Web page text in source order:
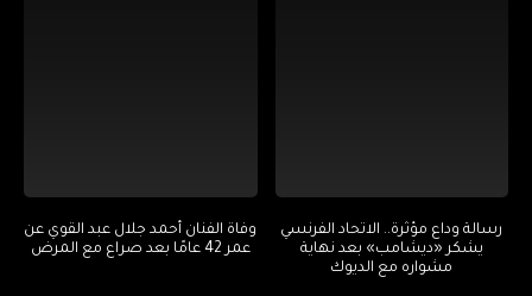
رسالة وداع مؤثرة.. الاتحاد الفرنسي
يشكر «ديشامب» بعد نهاية
مشواره مع الديوك
وفاة الفنان أحمد جلال عبد القوي عن
عمر 42 عامًا بعد صراع مع المرض